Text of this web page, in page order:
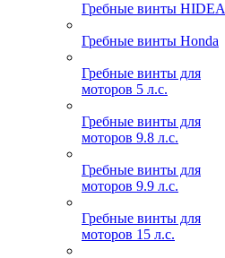
Гребные винты HIDEA
Гребные винты Honda
Гребные винты для
моторов 5 л.с.
Гребные винты для
моторов 9.8 л.с.
Гребные винты для
моторов 9.9 л.с.
Гребные винты для
моторов 15 л.с.